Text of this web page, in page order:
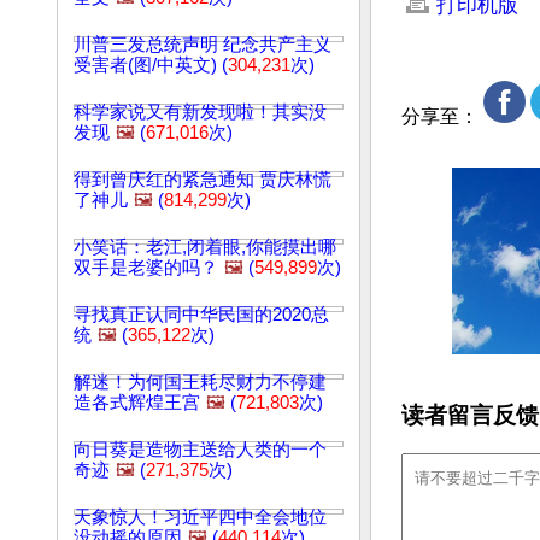
川普三发总统声明 纪念共产主义
受害者(图/中英文) (304,231次)
科学家说又有新发现啦！其实没
发现 🖼️ (671,016次)
得到曾庆红的紧急通知 贾庆林慌
了神儿 🖼️ (814,299次)
小笑话：老江,闭着眼,你能摸出哪
双手是老婆的吗？ 🖼️ (549,899次)
寻找真正认同中华民国的2020总
统 🖼️ (365,122次)
解迷！为何国王耗尽财力不停建
造各式辉煌王宫 🖼️ (721,803次)
向日葵是造物主送给人类的一个
奇迹 🖼️ (271,375次)
天象惊人！习近平四中全会地位
打印机版
分享至：
读者留言反